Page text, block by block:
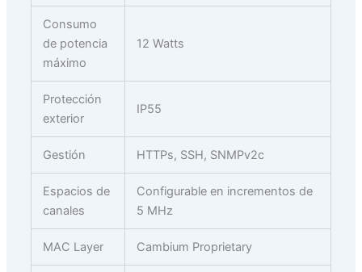
Consumo
de potencia
máximo
12 Watts
Protección
exterior
IP55
Gestión HTTPs, SSH, SNMPv2c
Espacios de
canales
Configurable en incrementos de
5 MHz
MAC Layer Cambium Proprietary